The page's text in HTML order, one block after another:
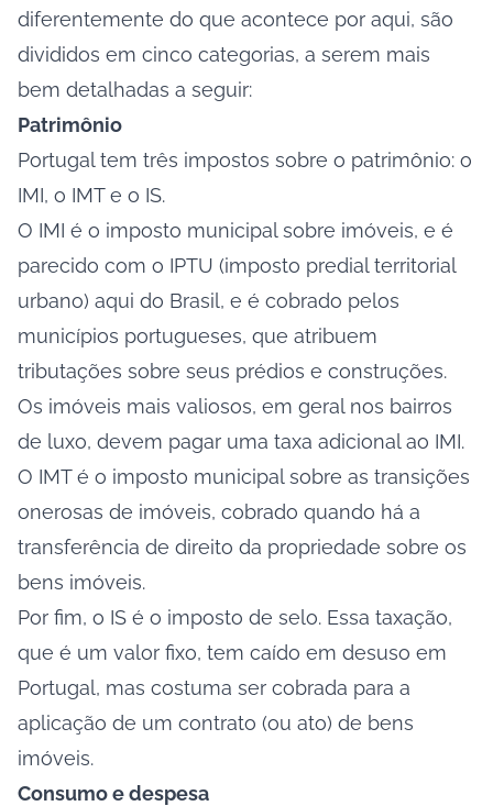
diferentemente do que acontece por aqui, são
divididos em cinco categorias, a serem mais
bem detalhadas a seguir:
Patrimônio
Portugal tem três impostos sobre o patrimônio: o
IMI, o IMT e o IS.
O IMI é o imposto municipal sobre imóveis, e é
parecido com o IPTU (imposto predial territorial
urbano) aqui do Brasil, e é cobrado pelos
municípios portugueses, que atribuem
tributações sobre seus prédios e construções.
Os imóveis mais valiosos, em geral nos bairros
de luxo, devem pagar uma taxa adicional ao IMI.
O IMT é o imposto municipal sobre as transições
onerosas de imóveis, cobrado quando há a
transferência de direito da propriedade sobre os
bens imóveis.
Por fim, o IS é o imposto de selo. Essa taxação,
que é um valor fixo, tem caído em desuso em
Portugal, mas costuma ser cobrada para a
aplicação de um contrato (ou ato) de bens
imóveis.
Consumo e despesa